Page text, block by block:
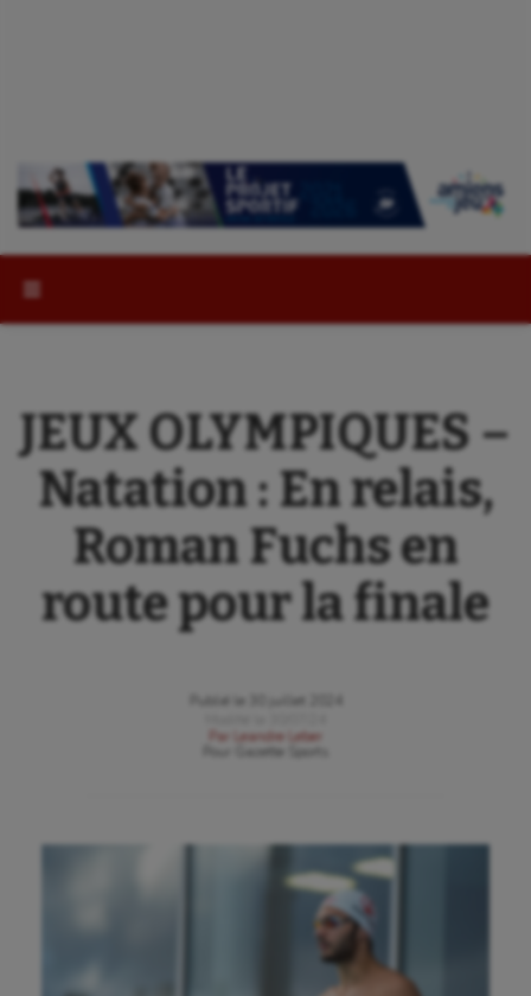
JEUX OLYMPIQUES –
Natation : En relais,
Roman Fuchs en
route pour la finale
Publié le
30 juillet 2024
Par
Leandre Leber
Gazette Sports